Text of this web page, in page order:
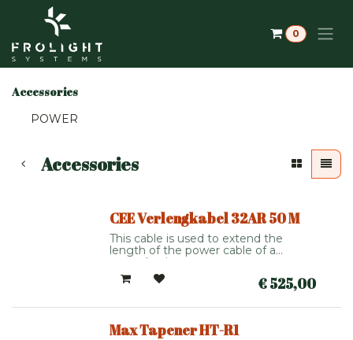
Skip to Content
0
Accessories
POWER
Accessories
CEE Verlengkabel 32AR 50 M
This cable is used to extend the
length of the power cable of a
control unit
€525,00
Max Tapener HT-R1